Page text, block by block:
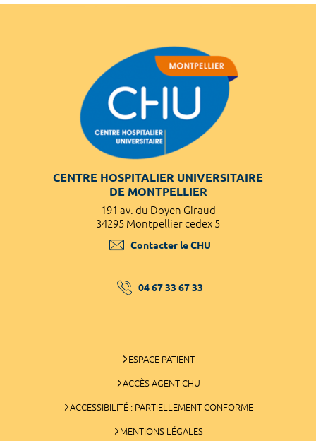
CENTRE HOSPITALIER UNIVERSITAIRE
DE MONTPELLIER
191 av. du Doyen Giraud
34295 Montpellier cedex 5
Contacter le CHU
04 67 33 67 33
ESPACE PATIENT
ACCÈS AGENT CHU
ACCESSIBILITÉ : PARTIELLEMENT CONFORME
MENTIONS LÉGALES